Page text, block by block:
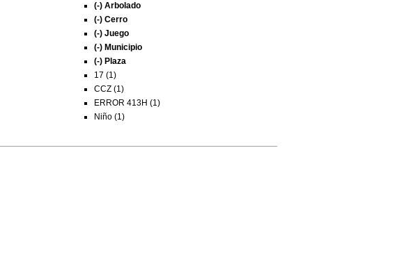
(-) Arbolado
(-) Cerro
(-) Juego
(-) Municipio
(-) Plaza
17 (1)
CCZ (1)
ERROR 413H (1)
Niño (1)